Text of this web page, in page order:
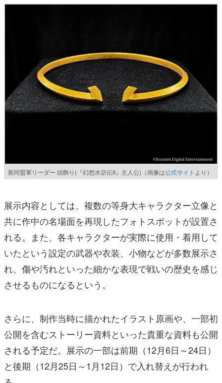
新同盟軍リーダー 頭飾り(『幻想水滸伝II』主人公)（画像は公式サイト より）
展示内容としては、複数の等身大キャラクター立像と
共に作中の名場面を再現したフォトスポットが設置さ
れる。また、各キャラクターが実際に使用・着用して
いたという設定の武器や衣装、小物などが多数展示さ
れ、傷や汚れといった細かな表現で戦いの歴史を感じ
させるものになるという。
さらに、制作当時に描かれたイラスト原画や、一部初
公開を含むストーリー資料といった貴重な資料も公開
される予定だ。展示の一部は前期（12月6日～24日）
と後期（12月25日～1月12日）で入れ替えが行われ